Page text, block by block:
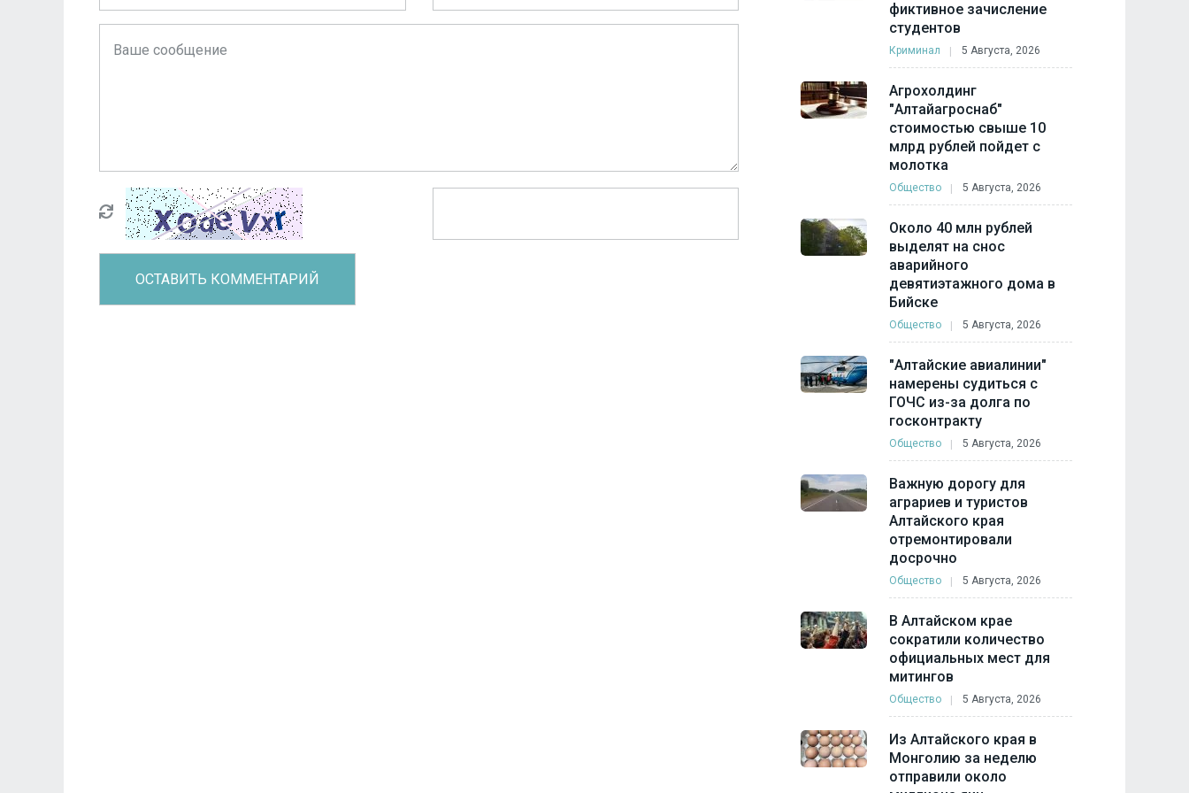
фиктивное зачисление
студентов
Криминал 5 Августа, 2026
Агрохолдинг
"Алтайагроснаб"
стоимостью свыше 10
млрд рублей пойдет с
молотка
Общество 5 Августа, 2026
Около 40 млн рублей
выделят на снос
аварийного
девятиэтажного дома в
Бийске
Общество 5 Августа, 2026
"Алтайские авиалинии"
намерены судиться с
ГОЧС из-за долга по
госконтракту
Общество 5 Августа, 2026
Важную дорогу для
аграриев и туристов
Алтайского края
отремонтировали
досрочно
Общество 5 Августа, 2026
В Алтайском крае
сократили количество
официальных мест для
митингов
Общество 5 Августа, 2026
Из Алтайского края в
Монголию за неделю
отправили около